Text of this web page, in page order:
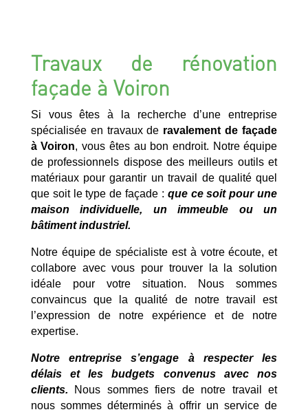
Travaux de rénovation
façade à Voiron
Si vous êtes à la recherche d’une entreprise
spécialisée en travaux de ravalement de façade
à Voiron, vous êtes au bon endroit. Notre équipe
de professionnels dispose des meilleurs outils et
matériaux pour garantir un travail de qualité quel
que soit le type de façade : que ce soit pour une
maison individuelle, un immeuble ou un
bâtiment industriel.
Notre équipe de spécialiste est à votre écoute, et
collabore avec vous pour trouver la la solution
idéale pour votre situation. Nous sommes
convaincus que la qualité de notre travail est
l’expression de notre expérience et de notre
expertise.
Notre entreprise s’engage à respecter les
délais et les budgets convenus avec nos
clients. Nous sommes fiers de notre travail et
nous sommes déterminés à offrir un service de